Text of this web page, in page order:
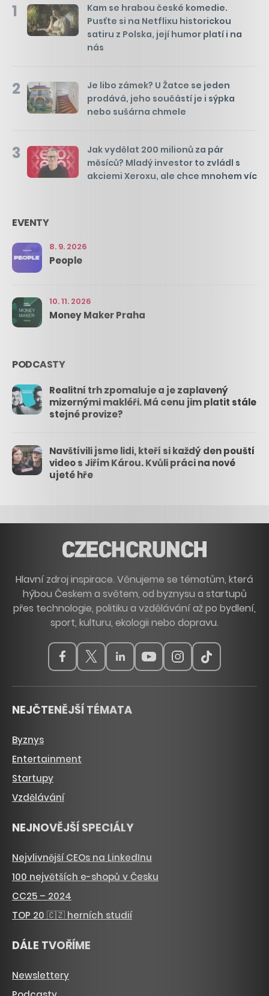
1
Kam se hrabou české komedie.
Pusťte si na Netflixu historickou
satiru z Polska, její humor platí i na
nás
2
Je libo zámek? U Žatce se jeden
prodává, jeho součástí je i sýpka
nebo sušárna chmele
3
Jak vydělat 200 milionů za pár
měsíců? Mladý investor to zvládl s
akciemi Xeroxu, ale chce mnohem víc
EVENTY
8. 9. 2026
People
10. 11. 2026
Money Maker Praha
PODCASTY
Realitní trh zpomaluje a je zaplavený
mizernými makléři. Má cenu jim platit stále
stejné provize?
Navštívili jsme lidi, kteří si každý den pouští
video s Jiřím Károu. Kvůli práci na nové
ujeté hře
Hlavní zdroj inspirace. Věnujeme se tématům, která
hýbou Českem a světem, od byznysu a startupů
přes technologie, politiku a vzdělávání až po bydlení,
sport, kulturu, ekologii nebo dopravu.
NEJČTENĚJŠÍ TÉMATA
Byznys
Entertainment
Startupy
Vzdělávání
NEJNOVĚJŠÍ SPECIÁLY
Nejvlivnější CEOs na LinkedInu
100 největších e-shopů v Česku
CC25 – 2024
TOP 20 🇨🇿 herních studií
DÁLE TVOŘÍME
Newslettery